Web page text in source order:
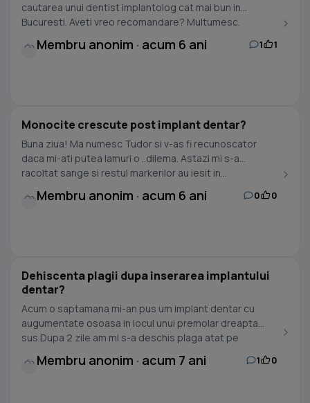
cautarea unui dentist implantolog cat mai bun in
Bucuresti. Aveti vreo recomandare? Multumesc.
Membru anonim · acum 6 ani 1 1
Monocite crescute post implant dentar?
Buna ziua! Ma numesc Tudor si v-as fi recunoscator
daca mi-ati putea lamuri o ..dilema. Astazi mi s-a
racoltat sange si restul markerilor au iesit in...
Membru anonim · acum 6 ani 0 0
Dehiscenta plagii dupa inserarea implantului
dentar?
Acum o saptamana mi-an pus um implant dentar cu
augumentate osoasa in locul unui premolar dreapta
sus.Dupa 2 zile am mi s-a deschis plaga atat pe
Membru anonim · acum 7 ani 1 0